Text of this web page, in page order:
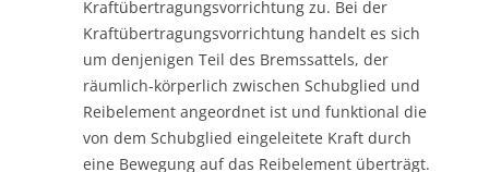
Kraftübertragungsvorrichtung zu. Bei der
Kraftübertragungsvorrichtung handelt es sich
um denjenigen Teil des Bremssattels, der
räumlich-körperlich zwischen Schubglied und
Reibelement angeordnet ist und funktional die
von dem Schubglied eingeleitete Kraft durch
eine Bewegung auf das Reibelement überträgt.